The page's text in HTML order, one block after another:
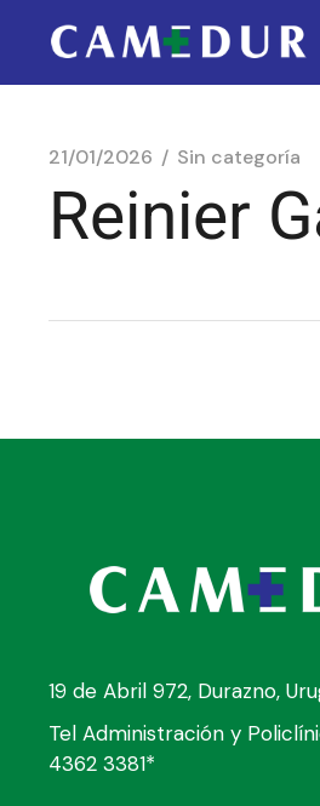
21/01/2026 Sin categoría
Reinier
19 de Abril 972, Durazno,
Tel Administración y
4362 3381*